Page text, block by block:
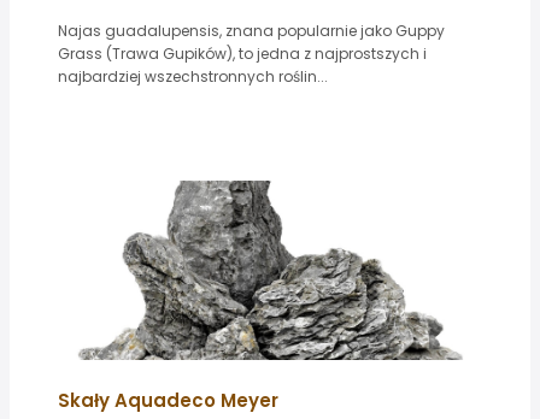
Najas guadalupensis, znana popularnie jako Guppy
Grass (Trawa Gupików), to jedna z najprostszych i
najbardziej wszechstronnych roślin...
Skały Aquadeco Meyer